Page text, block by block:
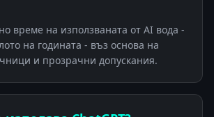
време на използваната от AI вода -
на годината - въз основа на
и прозрачни допускания.